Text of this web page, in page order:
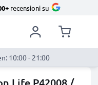
recensioni su
10:00 - 21:00